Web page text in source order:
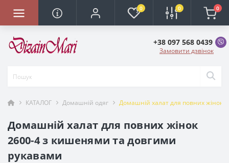
0 0 0
+38 097 568 0439
Замовити дзвінок
КАТАЛОГ Домашній одяг Домашній халат для повних жінок
Домашній халат для повних жінок
2600-4 з кишенями та довгими
рукавами